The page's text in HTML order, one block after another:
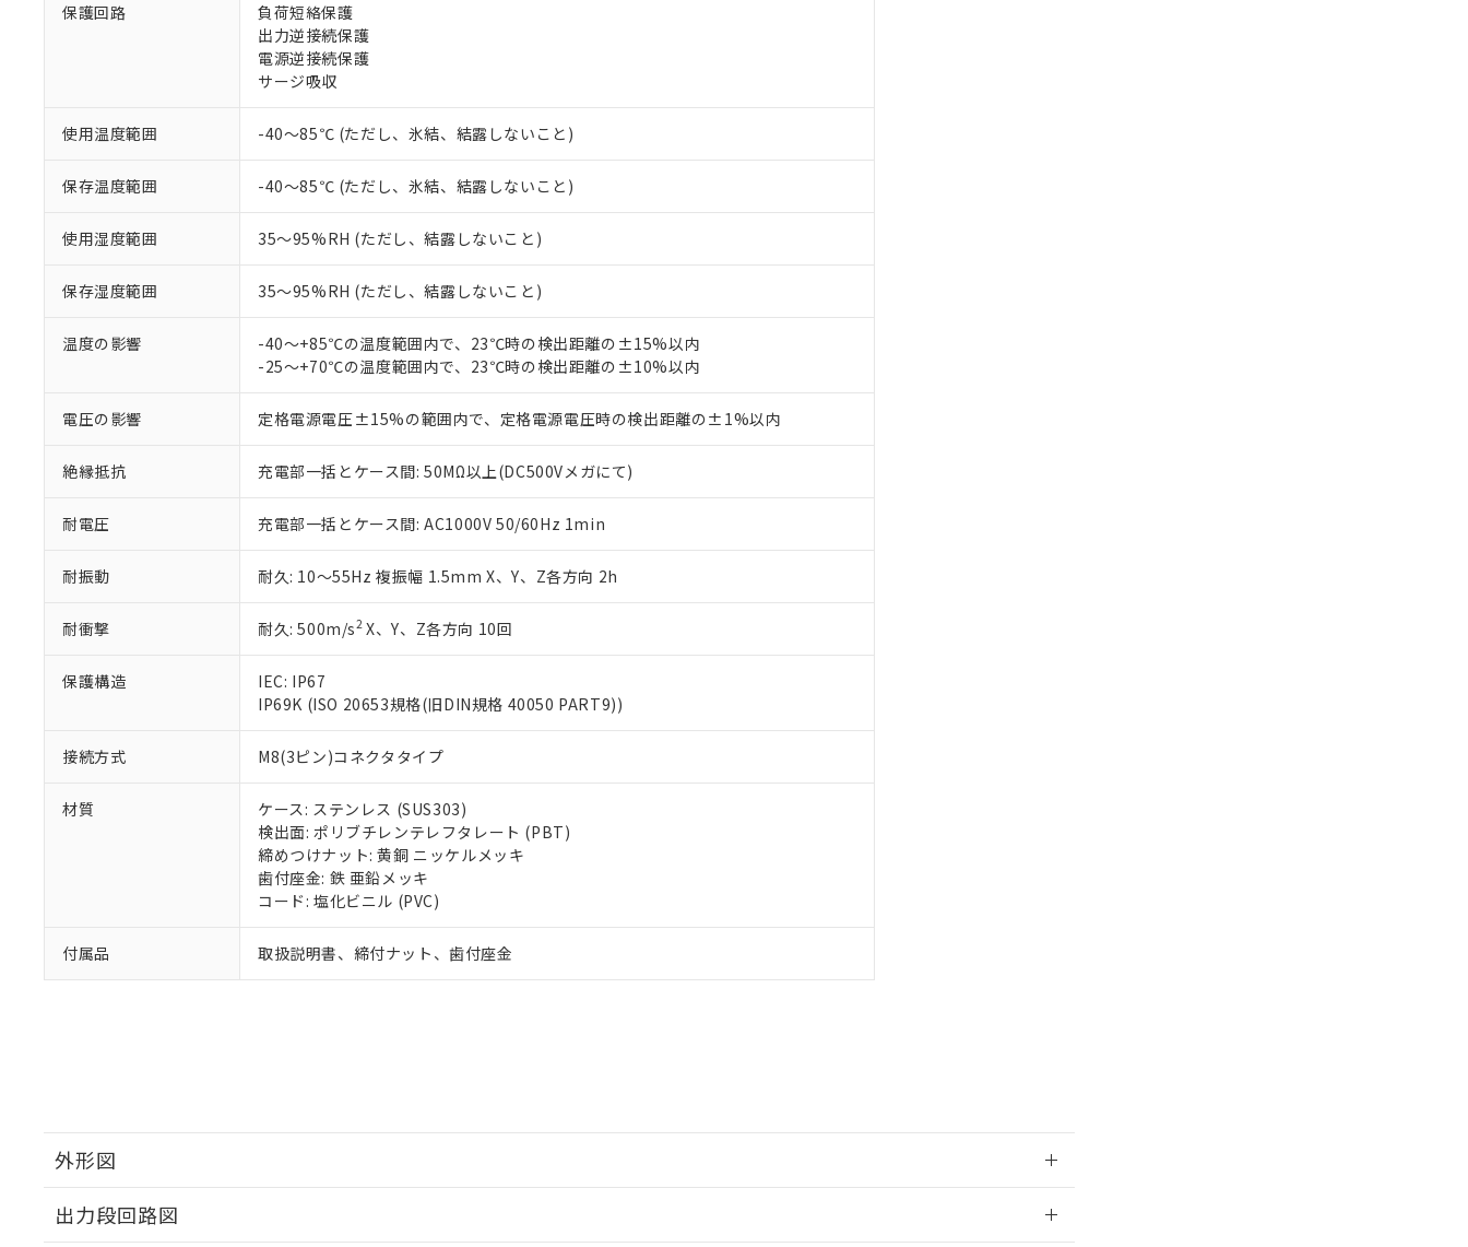
保護回路
負荷短絡保護
出力逆接続保護
電源逆接続保護
サージ吸収
使用温度範囲 -40～85℃ (ただし、氷結、結露しないこと)
保存温度範囲 -40～85℃ (ただし、氷結、結露しないこと)
使用湿度範囲 35～95%RH (ただし、結露しないこと)
保存湿度範囲 35～95%RH (ただし、結露しないこと)
温度の影響
-40～+85℃の温度範囲内で、23℃時の検出距離の±15%以内
-25～+70℃の温度範囲内で、23℃時の検出距離の±10%以内
電圧の影響 定格電源電圧±15%の範囲内で、定格電源電圧時の検出距離の±1%以内
絶縁抵抗 充電部一括とケース間: 50MΩ以上(DC500Vメガにて)
耐電圧 充電部一括とケース間: AC1000V 50/60Hz 1min
耐振動 耐久: 10～55Hz 複振幅 1.5mm X、Y、Z各方向 2h
耐衝撃 耐久: 500m/s2X、Y、Z各方向 10回
保護構造
IEC: IP67
IP69K (ISO 20653規格(旧DIN規格 40050 PART9))
接続方式 M8(3ピン)コネクタタイプ
材質
ケース: ステンレス (SUS303)
検出面: ポリブチレンテレフタレート (PBT)
締めつけナット: 黄銅 ニッケルメッキ
歯付座金: 鉄 亜鉛メッキ
コード: 塩化ビニル (PVC)
付属品 取扱説明書、締付ナット、歯付座金
外形図
出力段回路図
当社販売員にご相談ください。
オムロン制御機器販売店や当社販売拠点は「
す。
マイパーツ機能（部品リスト作成サービス）をご利用いただくには、I-Webメンバーズにご登録され
ている必要があります。
お客様が当ウェブサイト上で当社にご登録された部品リストについて、当社および当社の共同利用者
が、当社の製品・サービスに関するお客様との取引・商談に必要な範囲で利用することをご了承くだ
いる法人を指します。
フタル酸ビス(2-エチルヘキシル) (DEHP)(別名：DOP) 1000ppm以下、フタル酸ブチルベンジル（BBP） 1000ppm以下、フタル酸ジブチ
ル（DBP） 1000ppm以下、フタル酸ジイソブチル (DIBP) 1000ppm以下
但し、RoHS指令で産業用監視および制御機器に対する適用除外項目は除く。
フタル酸エステル類の４物質については閾値を超える意図的な使用がないことを確認しています。
※2 対応予定月
※3 非含有証明書ダウンロード
EU RoHS指令（10物質）の非含有証明書
51物質の非含有証明書（当社基準）
また、RoHS指令のフタル酸エステル類４物質の対応では、対応完了までの期間は出荷製品に未対応品が
混在することから備考欄に対応日を記載しておりました。
既に当社にて対応品への在庫切替を完了していることから、特段のことがない限り、2022年1月12日よ
り割愛しております。
*中国RoHS10物質の基準値 (GB/T26572)：
Pb(鉛) :1000ppm、 Hg(水銀) : 1000ppm、 Cd(カドミウム) : 100ppm、
Cr(Ⅵ)(六価クロム) : 1000ppm、 PBBs(ポリ臭化ビフェニル類) : 1000ppm、 PBDEs(ポリ臭化ジフェニルエーテル類) : 1000ppm、
※2 環境保護使用期限
「ｅ」：有害物質（10物質）のすべてが基準値以下であることを示します。
味します。
「－」：未確認です。当社販売部門へお問い合わせください。
置等に一切使用いたしません。
当社は、貴社製品を第三者に販売する場合は、上記1、2および3の内容を当該第三者に通知します。
また当社は、販売先および販売に係わる関係者が違法に輸出するおそれがある場合は、取り引きをい
△ 一定数には満たないが在庫あり
－
在庫なし(最新の在庫状況については、お客様のお取引先、またはお客様担当のオムロン制御
機器販売店・当社販売員にご確認ください)
空
受注生産機種、また在庫状況の情報を公開していない機種